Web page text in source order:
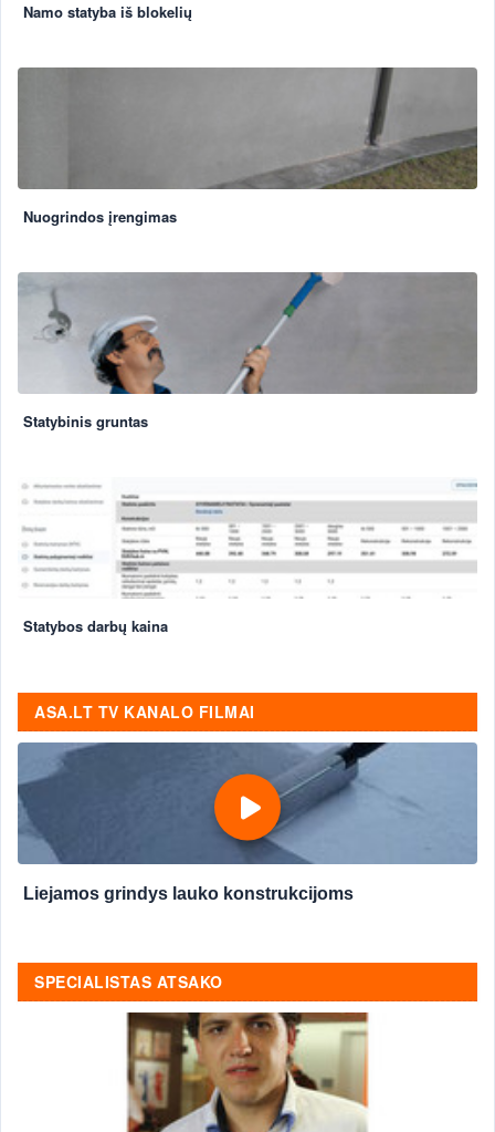
Namo statyba iš blokelių
Nuogrindos įrengimas
Statybinis gruntas
Statybos darbų kaina
ASA.LT TV KANALO FILMAI
Liejamos grindys lauko konstrukcijoms
SPECIALISTAS ATSAKO